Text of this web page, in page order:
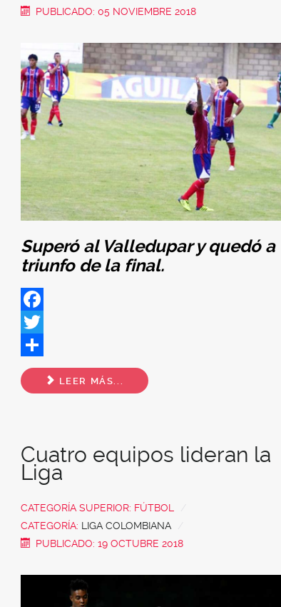
PUBLICADO: 05 NOVIEMBRE 2018
Superó al Valledupar y quedó a
triunfo de la final.
Facebook
Twitter
Share
LEER MÁS...
Cuatro equipos lideran la
Liga
CATEGORÍA SUPERIOR: FÚTBOL
CATEGORÍA: LIGA COLOMBIANA
PUBLICADO: 19 OCTUBRE 2018